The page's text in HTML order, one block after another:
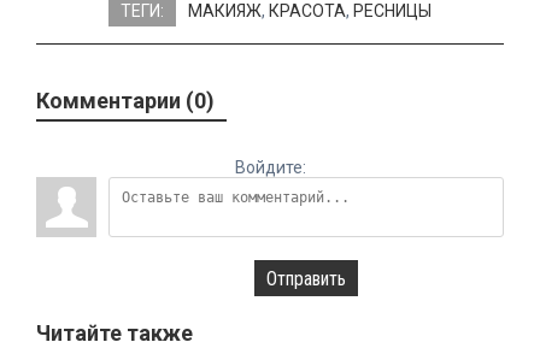
ТЕГИ: МАКИЯЖ, КРАСОТА, РЕСНИЦЫ
Комментарии (0)
Войдите:
Отправить
Читайте также